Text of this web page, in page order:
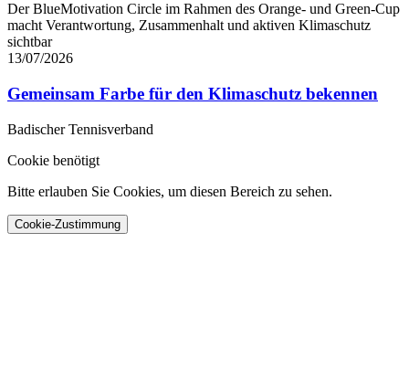
Der BlueMotivation Circle im Rahmen des Orange- und Green-Cup
macht Verantwortung, Zusammenhalt und aktiven Klimaschutz
sichtbar
13/07/2026
Gemeinsam Farbe für den Klimaschutz bekennen
Badischer Tennisverband
Cookie benötigt
Bitte erlauben Sie Cookies, um diesen Bereich zu sehen.
Cookie-Zustimmung